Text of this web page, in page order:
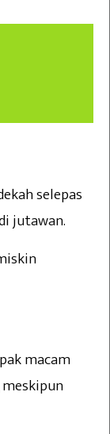
selepas
jutawan.
macam